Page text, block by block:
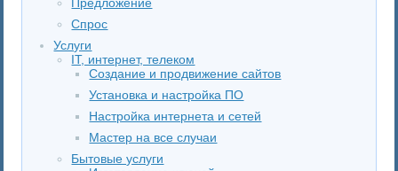
Спрос
Услуги
IT, интернет, телеком
Создание и продвижение сайтов
Установка и настройка ПО
Настройка интернета и сетей
Мастер на все случаи
Бытовые услуги